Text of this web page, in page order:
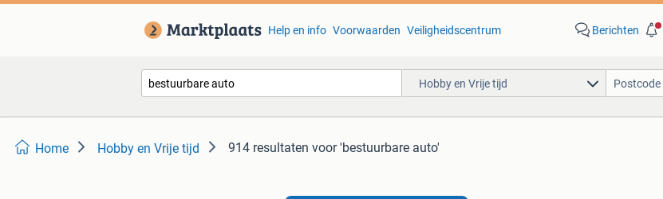
Help en info Voorwaarden Veiligheidscentrum Berichten
Hobby en Vrije tijd
Home Hobby en Vrije tijd 914 resultaten voor 'bestuurbare auto'